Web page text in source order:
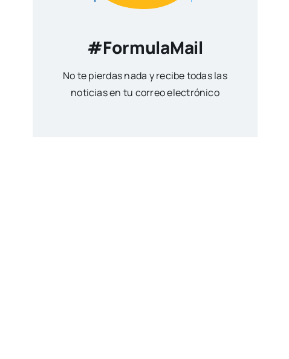
#FormulaMail
No te pierdas nada y recibe todas las
noticias en tu correo electrónico